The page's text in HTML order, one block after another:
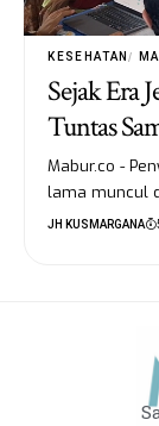
KESEHATAN
Sejak Era
Tuntas
Mabur.co -
lama muncul
JH KUSMARGANA